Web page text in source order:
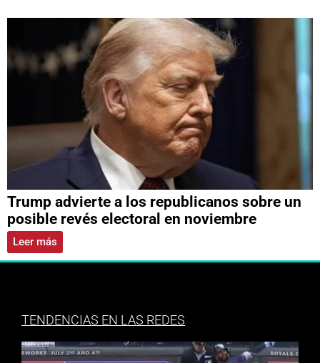
Trump advierte a los republicanos sobre un
posible revés electoral en noviembre
Leer más
TENDENCIAS EN LAS REDES